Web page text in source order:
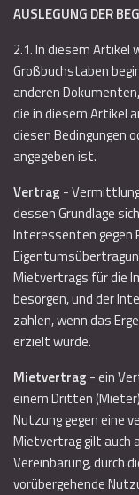
AUSLEGUNG DER
2.1. In diesem Artikel
Großbuchstaben
anderen
die in diesem Artikel
diesen Bedingungen
angegeben ist.
Vertrag -
dessen Grundlage
Interessenten gegen
Mietvertrags für die
besorgen, und der
zahlen, wenn das
erzielt wurde.
Mietvertrag - ein
einem Dritten
Nutzung gegen eine
Mietvertrag gilt auch
Vereinbarung, durch
vorübergehende